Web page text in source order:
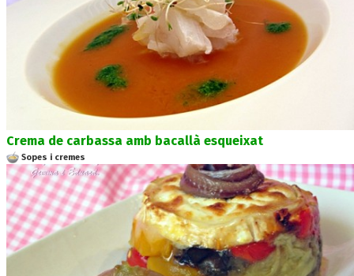
Crema de carbassa amb bacallà esqueixat
Sopes i cremes